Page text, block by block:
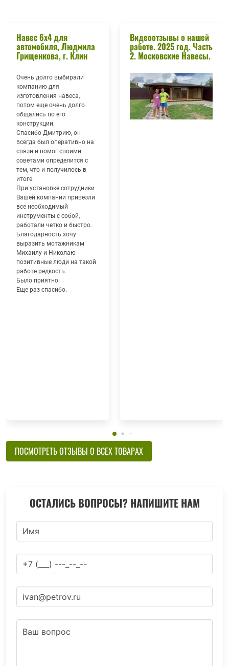
Навес 6х4 для
автомобиля, Людмила
Грищенкова, г. Клин
Очень долго выбирали
компанию для
изготовления навеса,
потом еще очень долго
общались по его
конструкции.
Спасибо Дмитрию, он
всегда был оперативно на
связи и помог своими
советами определится с
тем, что и получилось в
итоге.
При установке сотрудники
Вашей компании привезли
все необходимый
инструменты с собой,
работали четко и быстро.
Благодарность хочу
выразить мотажникам
Михаилу и Николаю -
позитивные люди на такой
работе редкость.
Было приятно.
Еще раз спасибо.
Видеоотзывы о нашей
работе. 2025 год. Часть
2. Московские Навесы.
ПОСМОТРЕТЬ ОТЗЫВЫ О ВСЕХ ТОВАРАХ
ОСТАЛИСЬ ВОПРОСЫ? НАПИШИТЕ НАМ